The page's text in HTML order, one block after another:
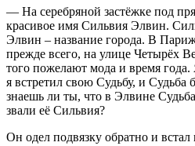
— На серебряной застёжке под
красивое имя Сильвия Элвин.
Элвин – название города. В
прежде всего, на улице Четырёх
того пожелают мода и время
я встретил свою Судьбу, и Судьба
знаешь ли ты, что в Элвине
звали её Сильвия?
Он одел подвязку обратно и